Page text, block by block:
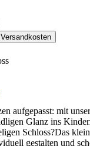
aufgepasst: mit
Glanz ins
Schloss?Das
gestalten und